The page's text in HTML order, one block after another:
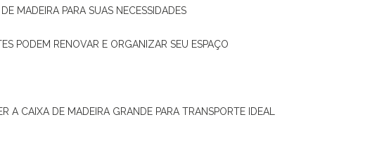
MADEIRA PARA SUAS NECESSIDADES
PODEM RENOVAR E ORGANIZAR SEU ESPAÇO
A CAIXA DE MADEIRA GRANDE PARA TRANSPORTE IDEAL